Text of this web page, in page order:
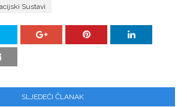
Sustavi
SLJEDEĆI ČLANAK